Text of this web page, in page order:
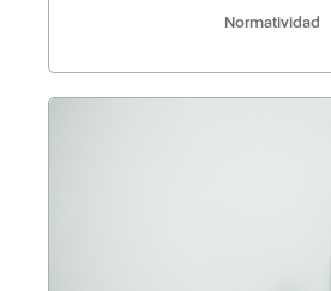
Normatividad